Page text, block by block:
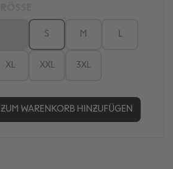
S M L
XL XXL 3XL
ZUM WARENKORB HINZUFÜGEN